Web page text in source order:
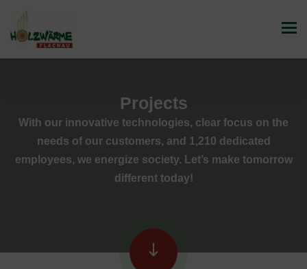
Projects
With our innovative technologies, clear focus on the
needs of our customers, and 1,210 dedicated
employees, we energize society. Let’s make tomorrow
different today!